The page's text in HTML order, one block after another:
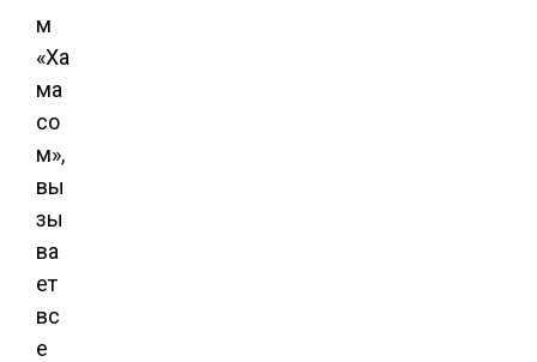
м
«Ха
ма
со
м»,
вы
зы
ва
ет
вс
е